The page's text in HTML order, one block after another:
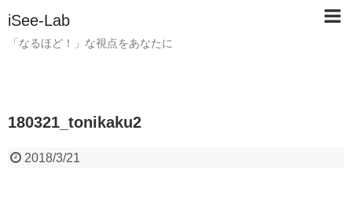
iSee-Lab
「なるほど！」な視点をあなたに
180321_tonikaku2
2018/3/21